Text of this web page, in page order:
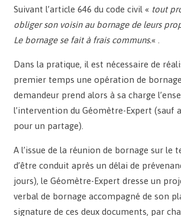
Suivant l’article 646 du code civil « tout
obliger son voisin au bornage de leurs
Le bornage se fait à frais communs.« .
Dans la pratique, il est nécessaire de
premier temps une opération de
demandeur prend alors à sa charge
l’intervention du Géomètre-Expert (sauf
pour un partage).
A l’issue de la réunion de bornage sur le
d’être conduit après un délai de
jours), le Géomètre-Expert dresse un
verbal de bornage accompagné de son
signature de ces deux documents, par